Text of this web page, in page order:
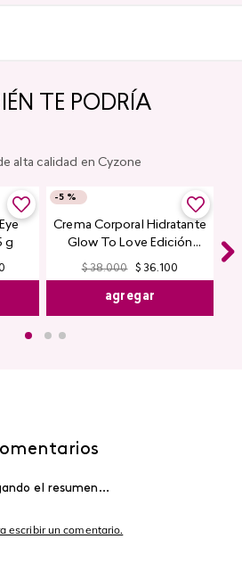
alta calidad en Cyzone
g
-5 %
Crema Corporal Hidratante
Glow To Love Edición
$ 38 000 $ 36 .100
agregar
el resumen…